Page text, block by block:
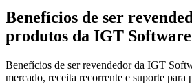
Benefícios de ser
produtos da IGT Software
Benefícios de ser revendedor da IGT
mercado, receita recorrente e suporte para